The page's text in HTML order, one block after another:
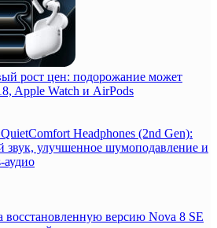
рост цен: подорожание может
Apple Watch и AirPods
Headphones (2nd Gen):
звук, улучшенное шумоподавление и
аудио
восстановленную версию Nova 8 SE